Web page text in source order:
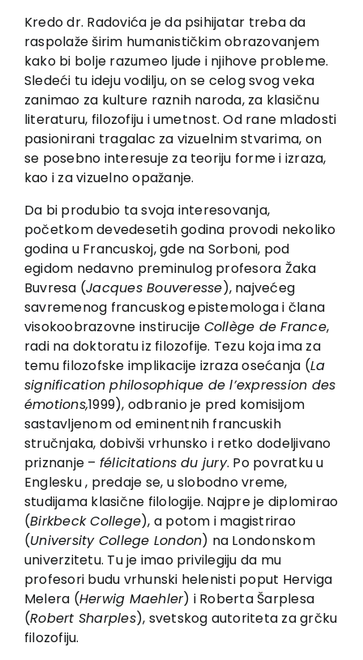
Kredo dr. Radovića je da psihijatar treba da
raspolaže širim humanističkim obrazovanjem
kako bi bolje razumeo ljude i njihove probleme.
Sledeći tu ideju vodilju, on se celog svog veka
zanimao za kulture raznih naroda, za klasičnu
literaturu, filozofiju i umetnost. Od rane mladosti
pasionirani tragalac za vizuelnim stvarima, on
se posebno interesuje za teoriju forme i izraza,
kao i za vizuelno opažanje.
Da bi produbio ta svoja interesovanja,
početkom devedesetih godina provodi nekoliko
godina u Francuskoj, gde na Sorboni, pod
egidom nedavno preminulog profesora Žaka
Buvresa (Jacques Bouveresse), najvećeg
savremenog francuskog epistemologa i člana
visokoobrazovne instirucije Collège de France,
radi na doktoratu iz filozofije. Tezu koja ima za
temu filozofske implikacije izraza osećanja (La
signification philosophique de l’expression des
émotions,1999), odbranio je pred komisijom
sastavljenom od eminentnih francuskih
stručnjaka, dobivši vrhunsko i retko dodeljivano
priznanje – félicitations du jury. Po povratku u
Englesku , predaje se, u slobodno vreme,
studijama klasične filologije. Najpre je diplomirao
(Birkbeck College), a potom i magistrirao
(University College London) na Londonskom
univerzitetu. Tu je imao privilegiju da mu
profesori budu vrhunski helenisti poput Herviga
Melera (Herwig Maehler) i Roberta Šarplesa
(Robert Sharples), svetskog autoriteta za grčku
filozofiju.